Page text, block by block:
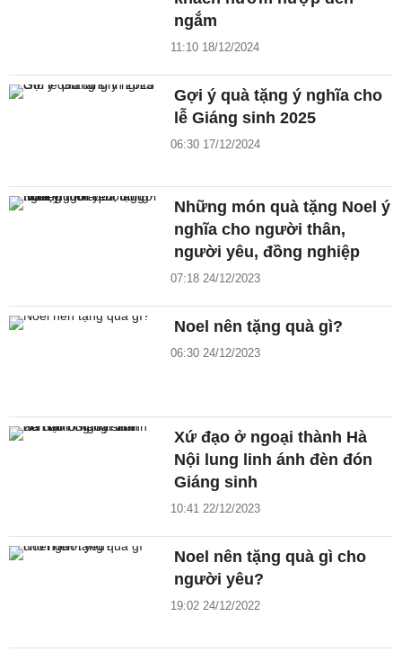
ngắm
11:10 18/12/2024
Gợi ý quà tặng ý nghĩa cho
lễ Giáng sinh 2025
06:30 17/12/2024
Những món quà tặng Noel ý
nghĩa cho người thân,
người yêu, đồng nghiệp
07:18 24/12/2023
Noel nên tặng quà gì?
06:30 24/12/2023
Xứ đạo ở ngoại thành Hà
Nội lung linh ánh đèn đón
Giáng sinh
10:41 22/12/2023
Noel nên tặng quà gì cho
người yêu?
19:02 24/12/2022